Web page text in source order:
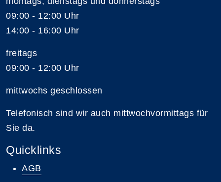
09:00 - 12:00 Uhr
14:00 - 16:00 Uhr
freitags
09:00 - 12:00 Uhr
mittwochs geschlossen
Telefonisch sind wir auch mittwochvormittags für
Sie da.
Quicklinks
AGB